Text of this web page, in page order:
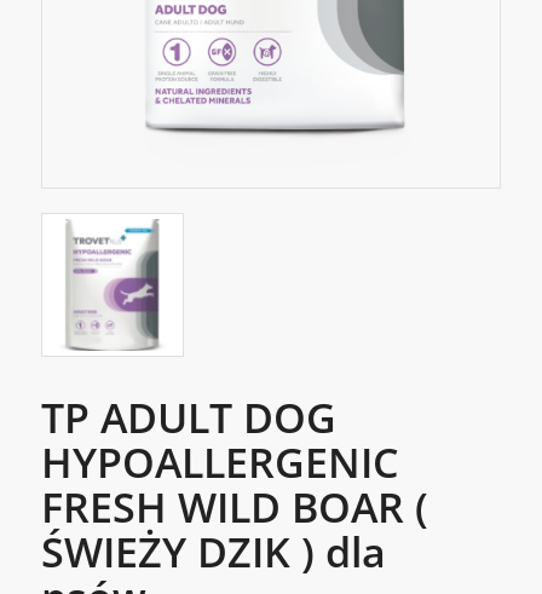
TP ADULT DOG
HYPOALLERGENIC
FRESH WILD BOAR (
ŚWIEŻY DZIK ) dla